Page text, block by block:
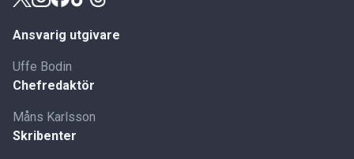
Ansvarig utgivare
Uffe Bodin
Chefredaktör
Måns Karlsson
Skribenter